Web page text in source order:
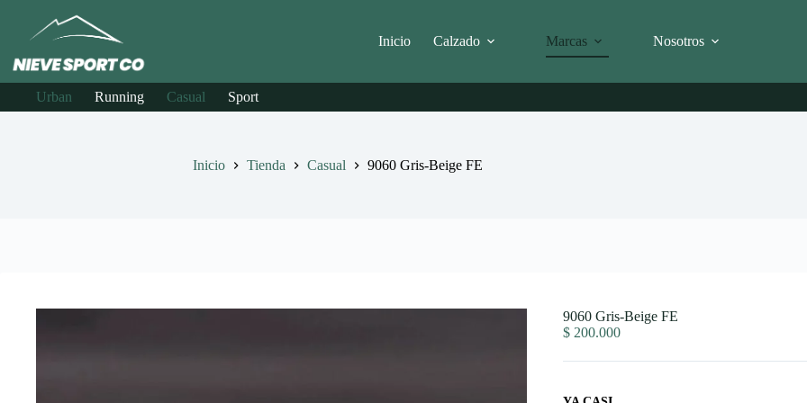
contenido
Inicio Calzado Marcas Nosotros
Urban Running Casual Sport
Inicio Tienda Casual 9060 Gris-Beige FE
9060 Gris-Beige FE
$200.000